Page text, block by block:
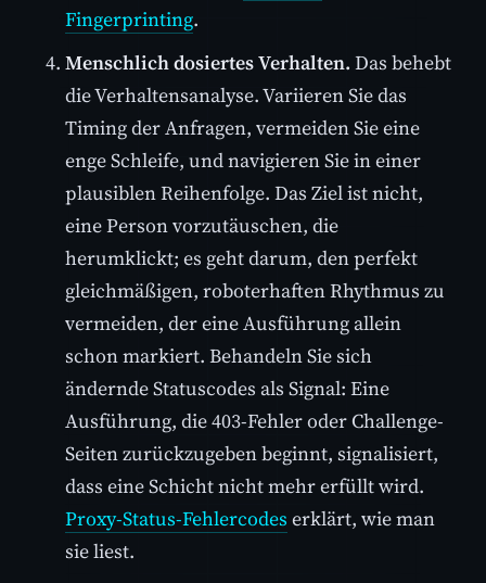
Fingerprinting.
Menschlich dosiertes Verhalten. Das behebt
die Verhaltensanalyse. Variieren Sie das
Timing der Anfragen, vermeiden Sie eine
enge Schleife, und navigieren Sie in einer
plausiblen Reihenfolge. Das Ziel ist nicht,
eine Person vorzutäuschen, die
herumklickt; es geht darum, den perfekt
gleichmäßigen, roboterhaften Rhythmus zu
vermeiden, der eine Ausführung allein
schon markiert. Behandeln Sie sich
ändernde Statuscodes als Signal: Eine
Ausführung, die 403-Fehler oder Challenge-
Seiten zurückzugeben beginnt, signalisiert,
dass eine Schicht nicht mehr erfüllt wird.
Proxy-Status-Fehlercodes erklärt, wie man
sie liest.